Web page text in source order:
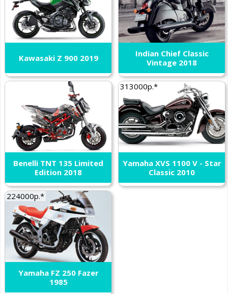
Kawasaki Z 900 2019
Indian Chief Classic
Vintage 2018
Benelli TNT 135 Limited
Edition 2018
313000р.*
Yamaha XVS 1100 V - Star
Classic 2010
224000р.*
Yamaha FZ 250 Fazer
1985